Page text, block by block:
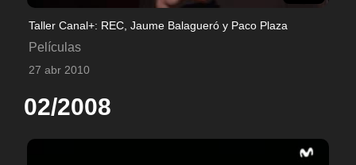
Taller Canal+: REC, Jaume Balagueró y Paco Plaza
Películas
27 abr 2010
02/2008